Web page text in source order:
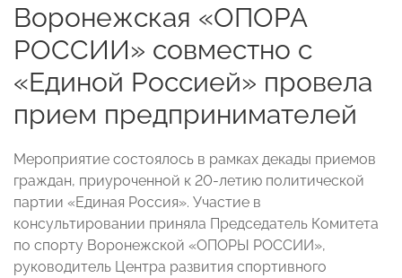
Воронежская «ОПОРА
РОССИИ» совместно с
«Единой Россией» провела
прием предпринимателей
Мероприятие состоялось в рамках декады приемов
граждан, приуроченной к 20-летию политической
партии «Единая Россия». Участие в
консультировании приняла Председатель Комитета
по спорту Воронежской «ОПОРЫ РОССИИ»,
руководитель Центра развития спортивного